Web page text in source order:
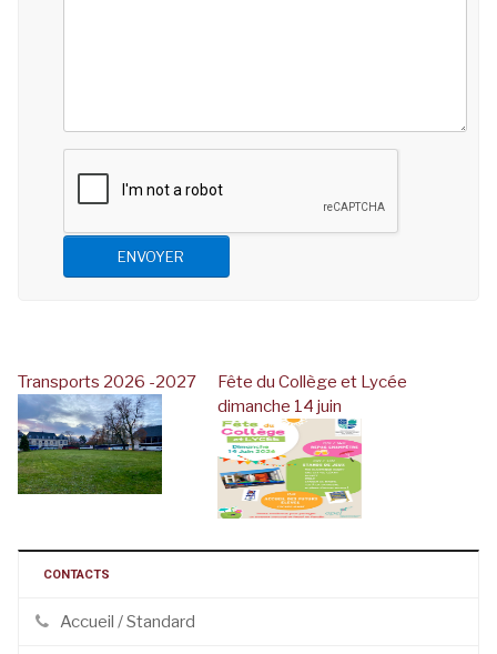
ENVOYER
Transports 2026 -2027
Fête du Collège et Lycée
dimanche 14 juin
CONTACTS
Accueil / Standard